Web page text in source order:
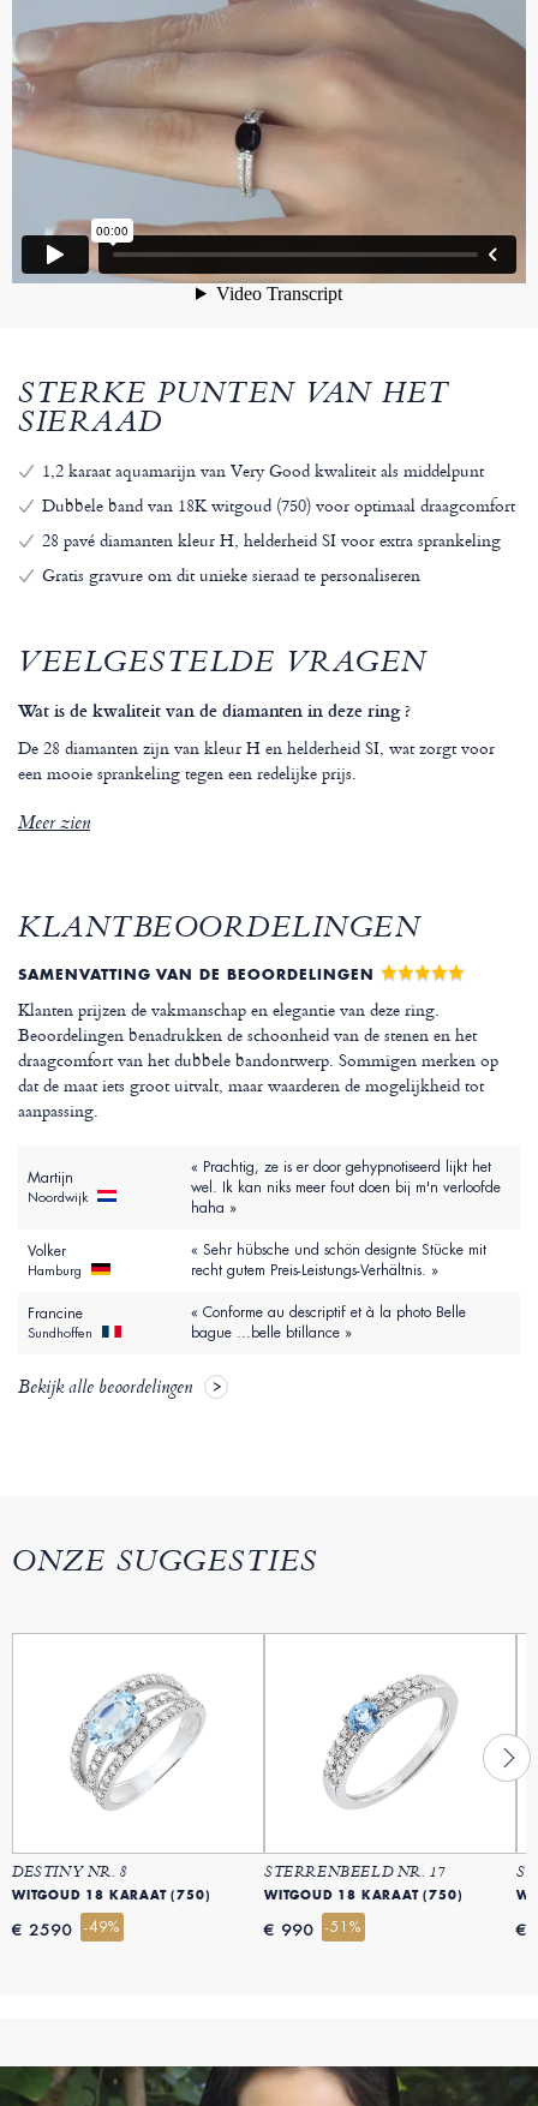
STERKE PUNTEN VAN HET
SIERAAD
1,2 karaat aquamarijn van Very Good kwaliteit als middelpunt
Dubbele band van 18K witgoud (750) voor optimaal draagcomfort
28 pavé diamanten kleur H, helderheid SI voor extra sprankeling
Gratis gravure om dit unieke sieraad te personaliseren
VEELGESTELDE VRAGEN
Wat is de kwaliteit van de diamanten in deze ring ?
De 28 diamanten zijn van kleur H en helderheid SI, wat zorgt voor
een mooie sprankeling tegen een redelijke prijs.
Meer zien
KLANTBEOORDELINGEN
SAMENVATTING VAN DE BEOORDELINGEN
Klanten prijzen de vakmanschap en elegantie van deze ring.
Beoordelingen benadrukken de schoonheid van de stenen en het
draagcomfort van het dubbele bandontwerp. Sommigen merken op
dat de maat iets groot uitvalt, maar waarderen de mogelijkheid tot
aanpassing.
Martijn
Noordwijk
« Prachtig, ze is er door gehypnotiseerd lijkt het
wel. Ik kan niks meer fout doen bij m'n verloofde
haha »
Volker
Hamburg
« Sehr hübsche und schön designte Stücke mit
recht gutem Preis-Leistungs-Verhältnis. »
Francine
Sundhoffen
« Conforme au descriptif et à la photo Belle
bague ...belle btillance »
Bekijk alle beoordelingen
ONZE SUGGESTIES
DESTINY NR. 8
WITGOUD 18 KARAAT (750)
€ 2590 -49%
STERRENBEELD NR. 17
WITGOUD 18 KARAAT (750)
€ 990 -51% €